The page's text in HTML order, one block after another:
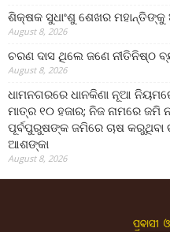
ଶିକ୍ଷକ ସୁଧାଂଶୁ ଶେଖର ମହାନ୍ତିଙ୍କୁ
August 8, 2026
ଚରଣ ଦାସ ଥିଲେ ଜଣେ ନୀତିନିଷ୍ଠ
August 8, 2026
ଧାମନଗରରେ ଧାନକିଣା ନୂଆ
ମାତ୍ର ୧୦ ହଜାର; ନିଜ ନାମରେ
ପୂର୍ବପୁରୁଷଙ୍କ ଜମିରେ ଚାଷ କରୁଥିବା
ଆଶଙ୍କା
August 8, 2026